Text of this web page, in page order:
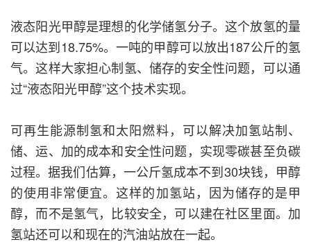
液态阳光甲醇是理想的化学储氢分子。这个放氢的量
可以达到18.75%。一吨的甲醇可以放出187公斤的氢
气。这样大家担心制氢、储存的安全性问题，可以通
过“液态阳光甲醇”这个技术实现。
可再生能源制氢和太阳燃料，可以解决加氢站制、
储、运、加的成本和安全性问题，实现零碳甚至负碳
过程。据我们估算，一公斤氢成本不到30块钱，甲醇
的使用非常便宜。这样的加氢站，因为储存的是甲
醇，而不是氢气，比较安全，可以建在社区里面。加
氢站还可以和现在的汽油站放在一起。